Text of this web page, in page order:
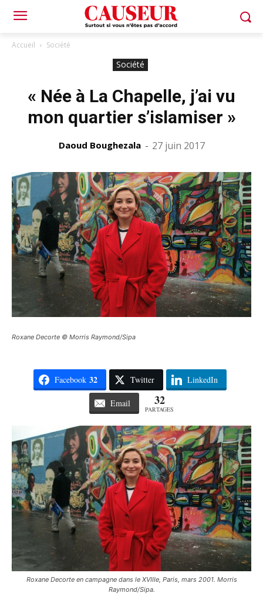
Accueil Société
Société
« Née à La Chapelle, j’ai vu
mon quartier s’islamiser »
Daoud Boughezala - 27 juin 2017
Roxane Decorte © Morris Raymond/Sipa
Facebook 32 Twitter LinkedIn
Email 32
PARTAGES
Roxane Decorte en campagne dans le XVIIIe, Paris, mars 2001. Morris
Raymond/Sipa.